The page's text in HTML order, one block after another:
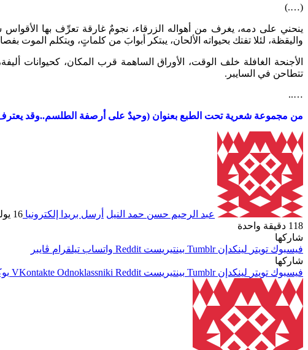
(….)
ينحني على دمه، يغرف من أهواله الزرقاء، نجومٌ غارقة تعرِّف بها الأقواس
واليقظة، لئلا تفتك بحيواته الألحان، يبتكر أبوابَ من كلماتٍ، ويتكلم الموت
الأجنحة الغافلة خلف الوقت، الأوراق الساهمة قرب المكان، كحيوانات
تتطاحن في السايبر.
…..
من مجموعة شعرية تحت الطبع بعنوان (وحيدٌ على أرصفة الطلسم..وقد
عبد الرحيم حسن حمد النيل أرسل بريدا إلكترونيا 16 يوليو، 2020
118 دقيقة واحدة
شاركها
فيسبوك تويتر لينكدإن بينتيريست واتساب تيلقرام ڤايبر
شاركها
فيسبوك تويتر لينكدإن بينتيريست Odnoklassniki